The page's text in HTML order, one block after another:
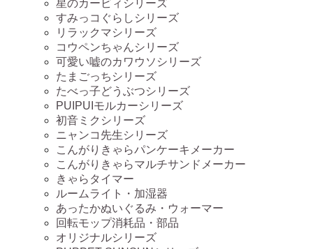
星のカービィシリーズ
すみっコぐらしシリーズ
リラックマシリーズ
コウペンちゃんシリーズ
可愛い嘘のカワウソシリーズ
たまごっちシリーズ
たべっ子どうぶつシリーズ
PUIPUIモルカーシリーズ
初音ミクシリーズ
ニャンコ先生シリーズ
こんがりきゃらパンケーキメーカー
こんがりきゃらマルチサンドメーカー
きゃらタイマー
ルームライト・加湿器
あったかぬいぐるみ・ウォーマー
回転モップ消耗品・部品
オリジナルシリーズ